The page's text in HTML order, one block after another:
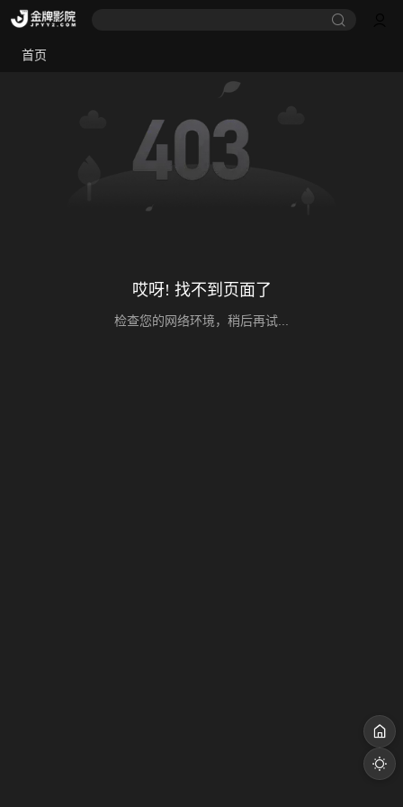
首页
哎呀! 找不到页面了
检查您的网络环境，稍后再试...